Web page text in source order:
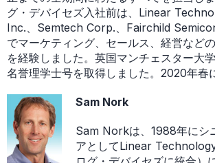
グ・デバイセズ入社前は、Linear
Inc.、Semtech Corp.、Fairchild
でマーケティング、セールス、経営など
を経験しました。英国マンチェスター大
名誉理学士号を取得しました。2020年春
Sam Nork
Sam Norkは、1988年にシ
アとしてLinear